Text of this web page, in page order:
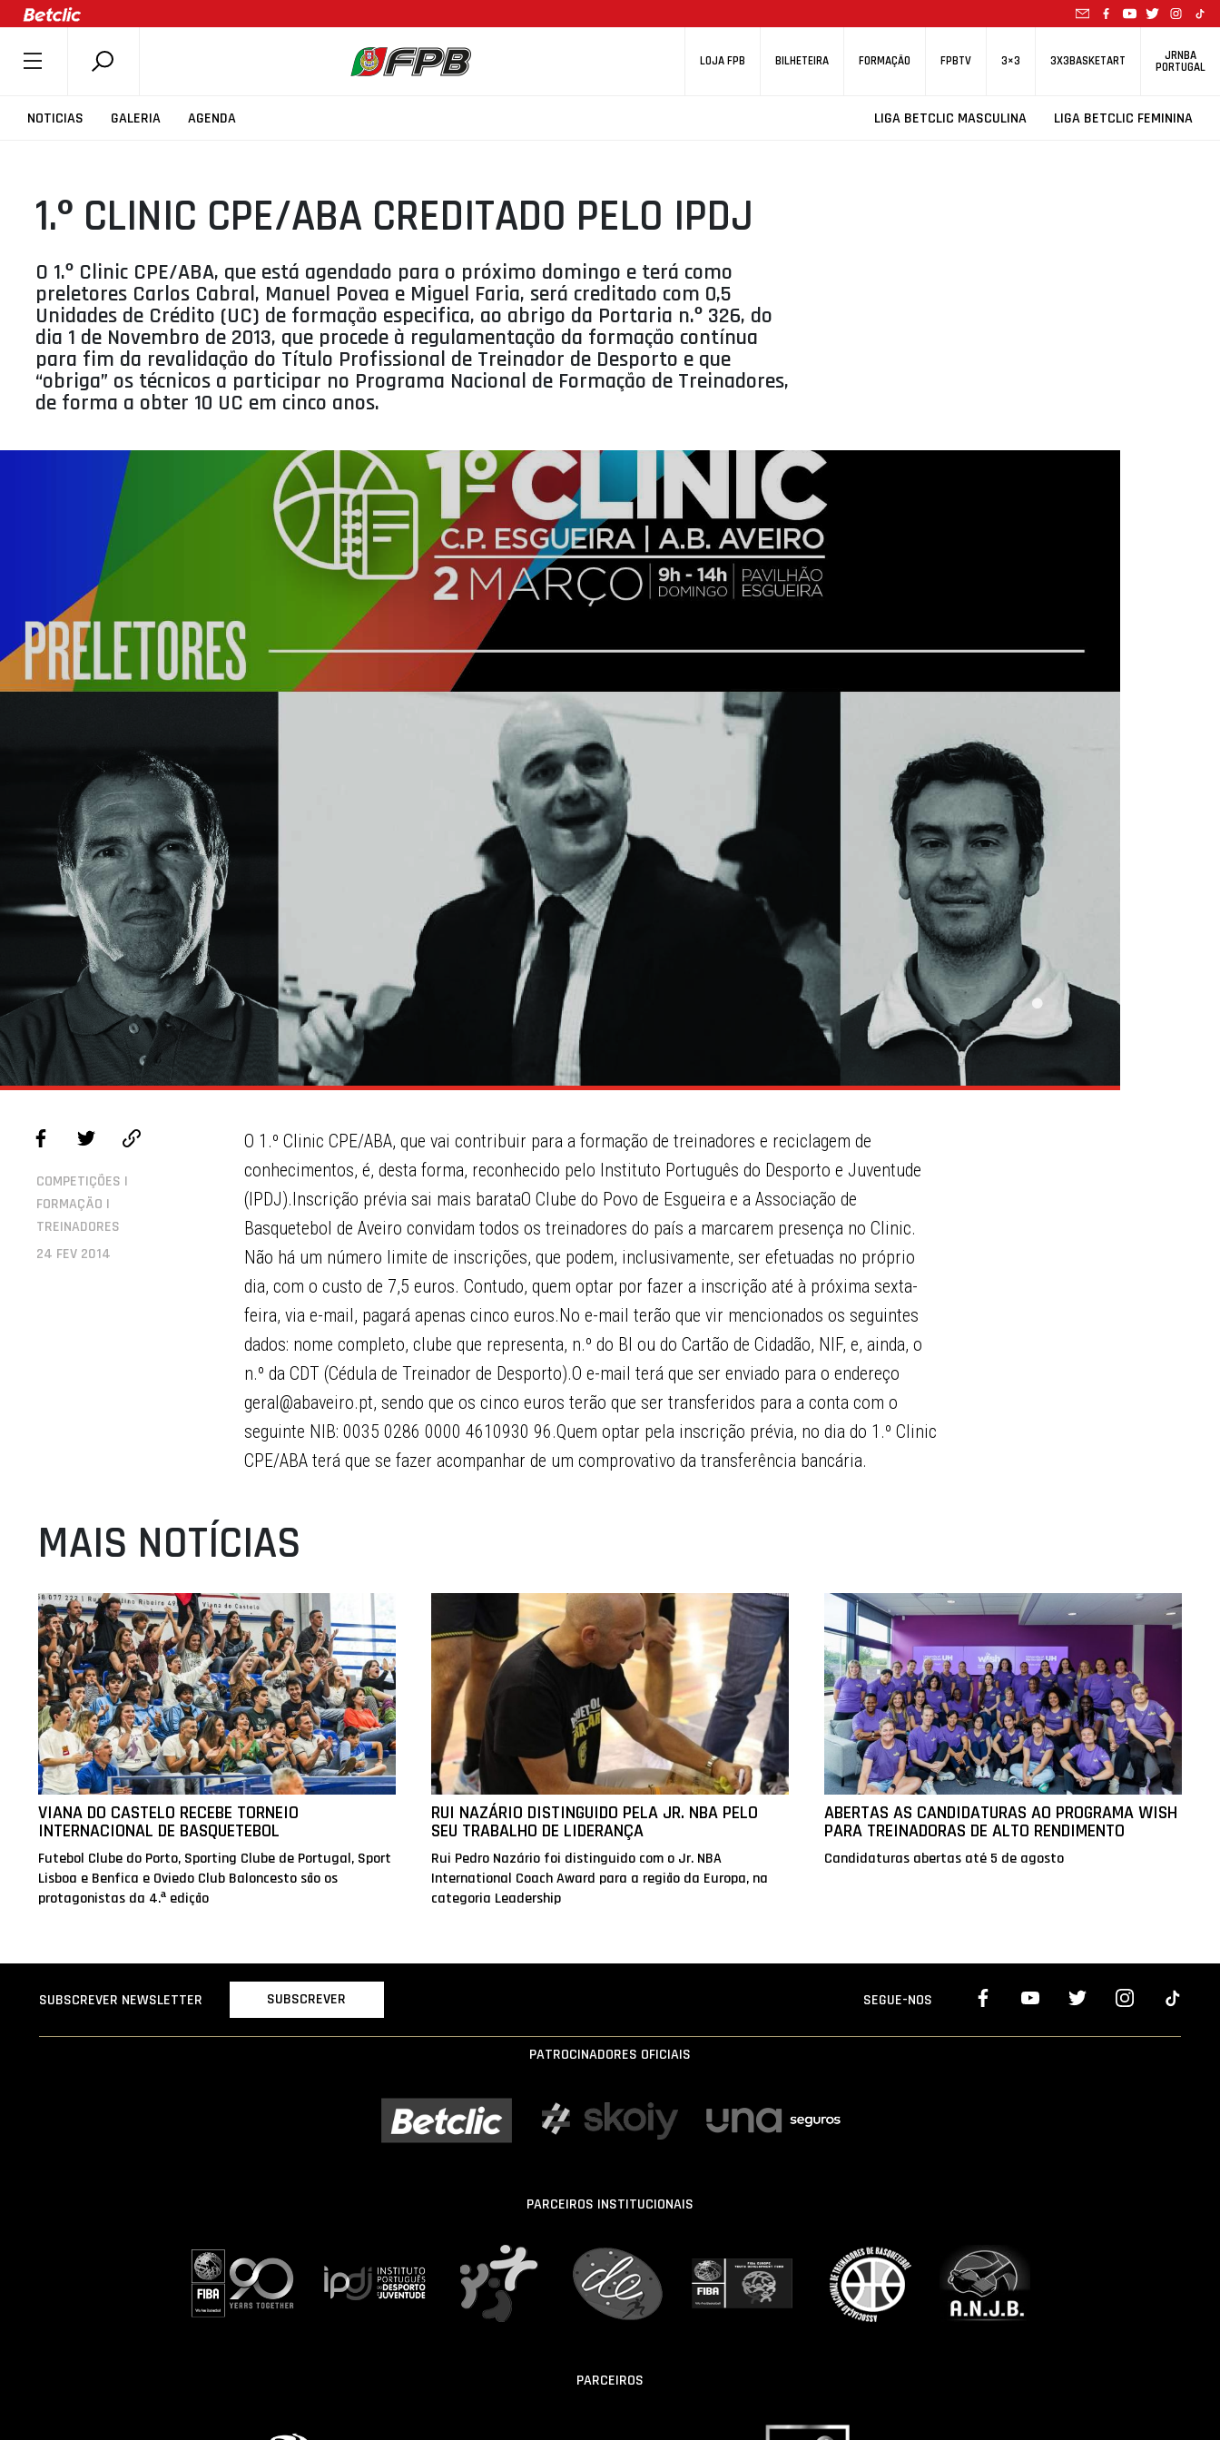
LOJA FPB BILHETEIRA FORMAÇÃO FPBTV 3×3 3X3BASKETART JRNBA
PORTUGAL
NOTICIAS GALERIA AGENDA LIGA BETCLIC MASCULINA LIGA BETCLIC FEMININA
SOBRE A FPB
COMPETIÇÕES
ASSOCIAÇÕES
CLUBES
AGENTES
AGENDA
SELEÇÕES
MINIBASQUETE
PROJETOS
1.º CLINIC CPE/ABA CREDITADO PELO IPDJ
O 1.º Clinic CPE/ABA, que está agendado para o próximo domingo e terá como
preletores Carlos Cabral, Manuel Povea e Miguel Faria, será creditado com 0,5
Unidades de Crédito (UC) de formação especifica, ao abrigo da Portaria n.º 326, do
dia 1 de Novembro de 2013, que procede à regulamentação da formação contínua
para fim da revalidação do Título Profissional de Treinador de Desporto e que
“obriga” os técnicos a participar no Programa Nacional de Formação de Treinadores,
de forma a obter 10 UC em cinco anos.
COMPETIÇÕES |
FORMAÇÃO |
TREINADORES
24 FEV 2014
O 1.º Clinic CPE/ABA, que vai contribuir para a formação de treinadores e reciclagem de
conhecimentos, é, desta forma, reconhecido pelo Instituto Português do Desporto e Juventude
(IPDJ).Inscrição prévia sai mais barataO Clube do Povo de Esgueira e a Associação de
Basquetebol de Aveiro convidam todos os treinadores do país a marcarem presença no Clinic.
Não há um número limite de inscrições, que podem, inclusivamente, ser efetuadas no próprio
dia, com o custo de 7,5 euros. Contudo, quem optar por fazer a inscrição até à próxima sexta-
feira, via e-mail, pagará apenas cinco euros.No e-mail terão que vir mencionados os seguintes
dados: nome completo, clube que representa, n.º do BI ou do Cartão de Cidadão, NIF, e, ainda, o
n.º da CDT (Cédula de Treinador de Desporto).O e-mail terá que ser enviado para o endereço
geral@abaveiro.pt, sendo que os cinco euros terão que ser transferidos para a conta com o
seguinte NIB: 0035 0286 0000 4610930 96.Quem optar pela inscrição prévia, no dia do 1.º Clinic
CPE/ABA terá que se fazer acompanhar de um comprovativo da transferência bancária.
MAIS NOTÍCIAS
VIANA DO CASTELO RECEBE TORNEIO
INTERNACIONAL DE BASQUETEBOL
Futebol Clube do Porto, Sporting Clube de Portugal, Sport
Lisboa e Benfica e Oviedo Club Baloncesto são os
protagonistas da 4.ª edição
RUI NAZÁRIO DISTINGUIDO PELA JR. NBA PELO
SEU TRABALHO DE LIDERANÇA
Rui Pedro Nazário foi distinguido com o Jr. NBA
International Coach Award para a região da Europa, na
categoria Leadership
ABERTAS AS CANDIDATURAS AO PROGRAMA WISH
PARA TREINADORAS DE ALTO RENDIMENTO
Candidaturas abertas até 5 de agosto
SUBSCREVER NEWSLETTER SUBSCREVER SEGUE-NOS
PATROCINADORES OFICIAIS
PARCEIROS INSTITUCIONAIS
PARCEIROS